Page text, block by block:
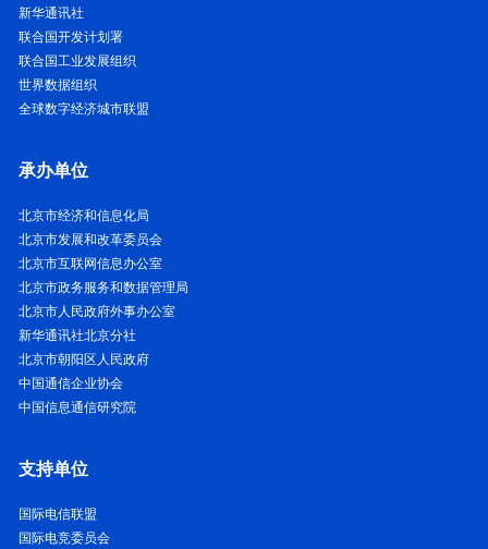
新华通讯社
联合国开发计划署
联合国工业发展组织
世界数据组织
全球数字经济城市联盟
承办单位
北京市经济和信息化局
北京市发展和改革委员会
北京市互联网信息办公室
北京市政务服务和数据管理局
北京市人民政府外事办公室
新华通讯社北京分社
北京市朝阳区人民政府
中国通信企业协会
中国信息通信研究院
支持单位
国际电信联盟
国际电竞委员会